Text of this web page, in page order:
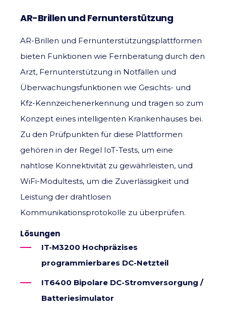
AR-Brillen und Fernunterstützung
AR-Brillen und Fernunterstützungsplattformen
bieten Funktionen wie Fernberatung durch den
Arzt, Fernunterstützung in Notfällen und
Überwachungsfunktionen wie Gesichts- und
Kfz-Kennzeichenerkennung und tragen so zum
Konzept eines intelligenten Krankenhauses bei.
Zu den Prüfpunkten für diese Plattformen
gehören in der Regel IoT-Tests, um eine
nahtlose Konnektivität zu gewährleisten, und
WiFi-Modultests, um die Zuverlässigkeit und
Leistung der drahtlosen
Kommunikationsprotokolle zu überprüfen.
Lösungen
IT-M3200 Hochpräzises
programmierbares DC-Netzteil
IT6400 Bipolare DC-Stromversorgung /
Batteriesimulator